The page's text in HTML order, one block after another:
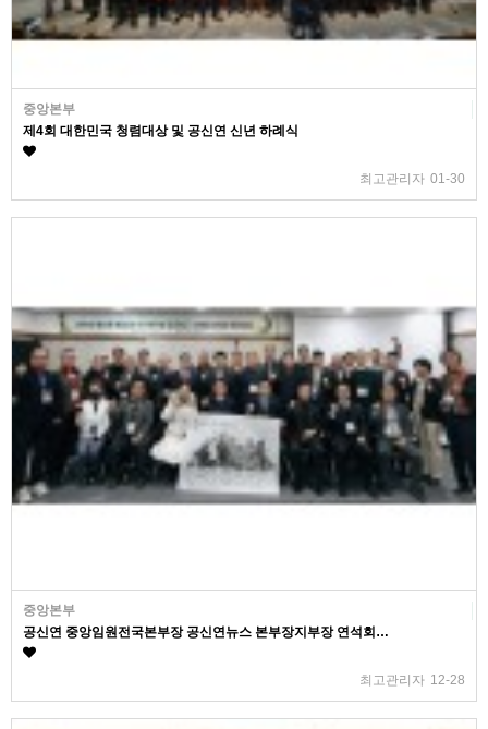
중앙본부
제4회 대한민국 청렴대상 및 공신연 신년 하례식
최고관리자 01-30
중앙본부
공신연 중앙임원전국본부장 공신연뉴스 본부장지부장 연석회…
최고관리자 12-28